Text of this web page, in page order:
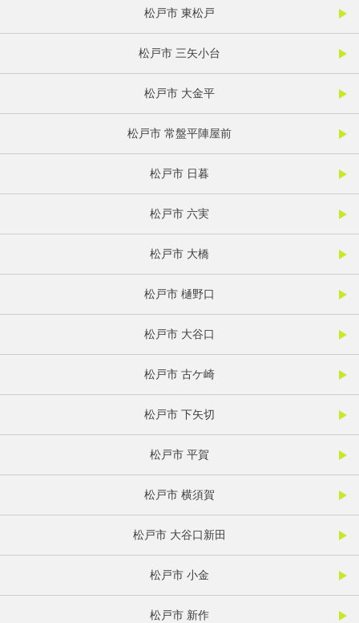
松戸市 東松戸
松戸市 三矢小台
松戸市 大金平
松戸市 常盤平陣屋前
松戸市 日暮
松戸市 六実
松戸市 大橋
松戸市 樋野口
松戸市 大谷口
松戸市 古ケ崎
松戸市 下矢切
松戸市 平賀
松戸市 横須賀
松戸市 大谷口新田
松戸市 小金
松戸市 新作